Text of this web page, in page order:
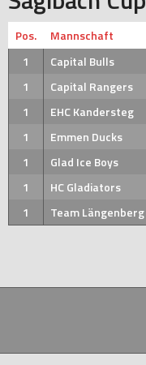
Pos. Mannschaft
1
Capital Bulls
1
Capital Rangers
1
EHC Kandersteg
1
Emmen Ducks
1
Glad Ice Boys
1
HC Gladiators
1
Team Längenberg